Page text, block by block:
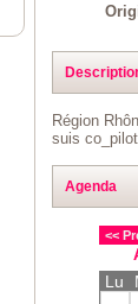
Région
suis
Agenda
<<
Lu